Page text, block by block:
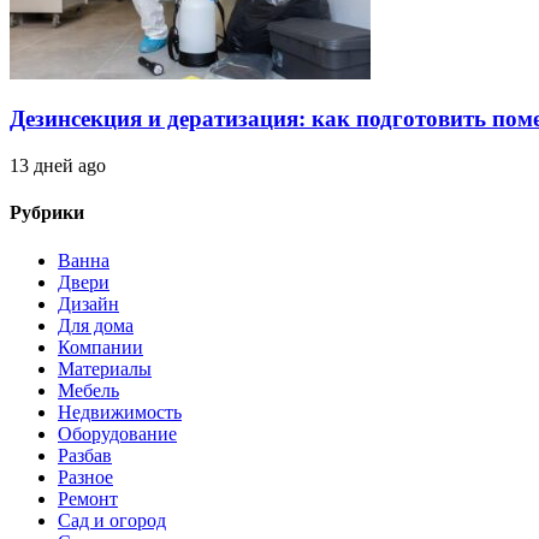
Дезинсекция и дератизация: как подготовить
13 дней ago
Рубрики
Ванна
Двери
Дизайн
Для дома
Компании
Материалы
Мебель
Недвижимость
Оборудование
Разбав
Разное
Ремонт
Сад и огород